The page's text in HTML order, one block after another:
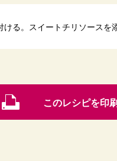
る。スイートチリソースを
このレシピを印